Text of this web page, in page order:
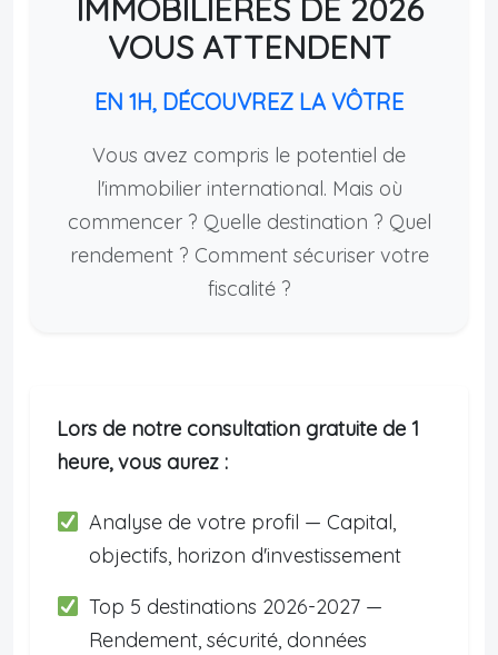
IMMOBILIÈRES DE 2026
VOUS ATTENDENT
EN 1H, DÉCOUVREZ LA VÔTRE
Vous avez compris le potentiel de
l'immobilier international. Mais où
commencer ? Quelle destination ? Quel
rendement ? Comment sécuriser votre
fiscalité ?
Lors de notre consultation gratuite de 1
heure, vous aurez :
Analyse de votre profil — Capital,
objectifs, horizon d'investissement
Top 5 destinations 2026-2027 —
Rendement, sécurité, données